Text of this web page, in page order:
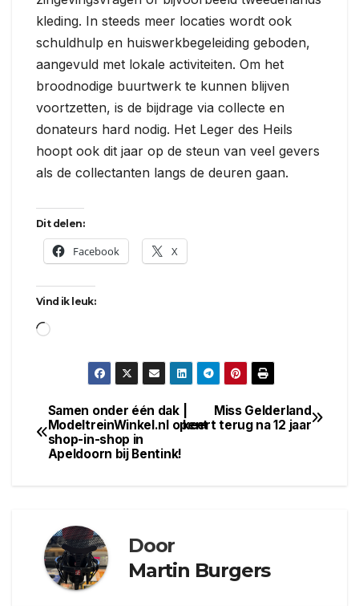
kleding. In steeds meer locaties wordt ook
schuldhulp en huiswerkbegeleiding geboden,
aangevuld met lokale activiteiten. Om het
broodnodige buurtwerk te kunnen blijven
voortzetten, is de bijdrage via collecte en
donateurs hard nodig. Het Leger des Heils
hoopt ook dit jaar op de steun van veel gevers
als de collectanten langs de deuren gaan.
Dit delen:
Facebook X
Vind ik leuk:
Aan
Bericht
navigatie
Miss Gelderland
keert terug na 12 jaar
Samen onder één dak |
ModeltreinWinkel.nl opent
shop-in-shop in
Apeldoorn bij Bentink!
Door
Martin Burgers